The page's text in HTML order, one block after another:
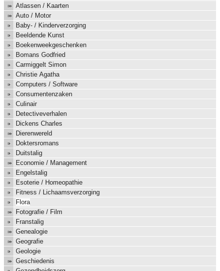
Atlassen / Kaarten
Auto / Motor
Baby- / Kinderverzorging
Beeldende Kunst
Boekenweekgeschenken
Bomans Godfried
Carmiggelt Simon
Christie Agatha
Computers / Software
Consumentenzaken
Culinair
Detectiveverhalen
Dickens Charles
Dierenwereld
Doktersromans
Duitstalig
Economie / Management
Engelstalig
Esoterie / Homeopathie
Fitness / Lichaamsverzorging
Flora
Fotografie / Film
Franstalig
Genealogie
Geografie
Geologie
Geschiedenis